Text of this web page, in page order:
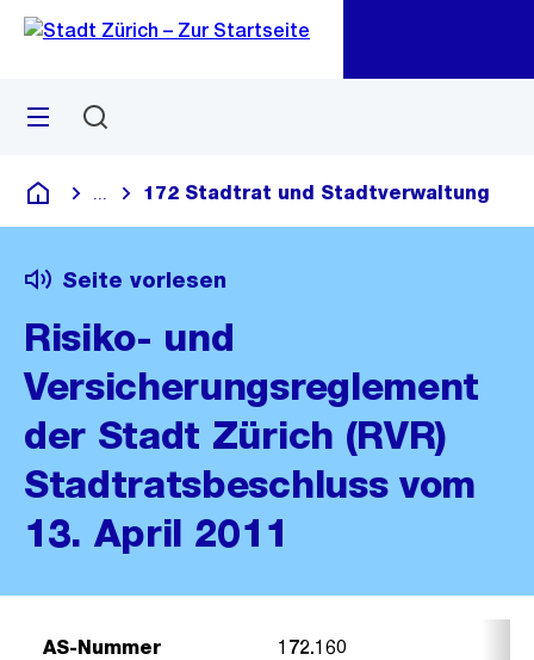
Navigation
Sprunglink
Menü
Deutsch
Blende alle Breadcrumbs ein
172 Stadtrat und Stadtverwaltung
Seite vorlesen
Risiko- und
Versicherungsreglement
der Stadt Zürich (RVR)
Stadtratsbeschluss vom
13. April 2011
AS-Nummer 172.160